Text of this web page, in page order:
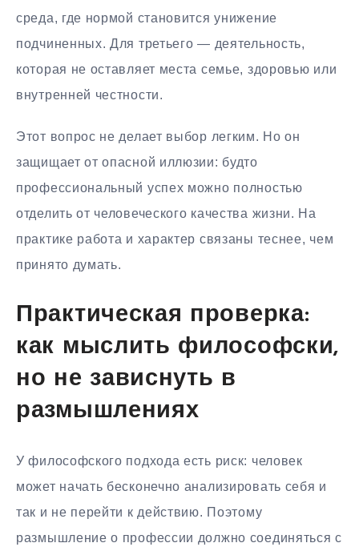
среда, где нормой становится унижение
подчиненных. Для третьего — деятельность,
которая не оставляет места семье, здоровью или
внутренней честности.
Этот вопрос не делает выбор легким. Но он
защищает от опасной иллюзии: будто
профессиональный успех можно полностью
отделить от человеческого качества жизни. На
практике работа и характер связаны теснее, чем
принято думать.
Практическая проверка:
как мыслить философски,
но не зависнуть в
размышлениях
У философского подхода есть риск: человек
может начать бесконечно анализировать себя и
так и не перейти к действию. Поэтому
размышление о профессии должно соединяться с